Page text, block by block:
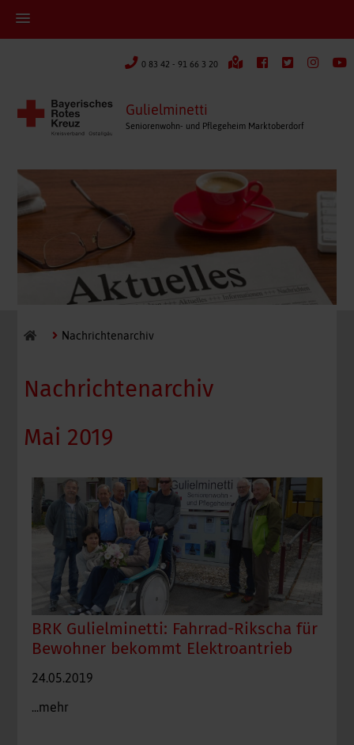
0 83 42 - 91 66 3 20
Gulielminetti
Seniorenwohn- und Pflegeheim Marktoberdorf
Nachrichtenarchiv
Nachrichtenarchiv
Mai 2019
BRK Gulielminetti: Fahrrad-Rikscha für
Bewohner bekommt Elektroantrieb
24.05.2019
...mehr